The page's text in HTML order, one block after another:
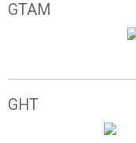
GTAM
GHT